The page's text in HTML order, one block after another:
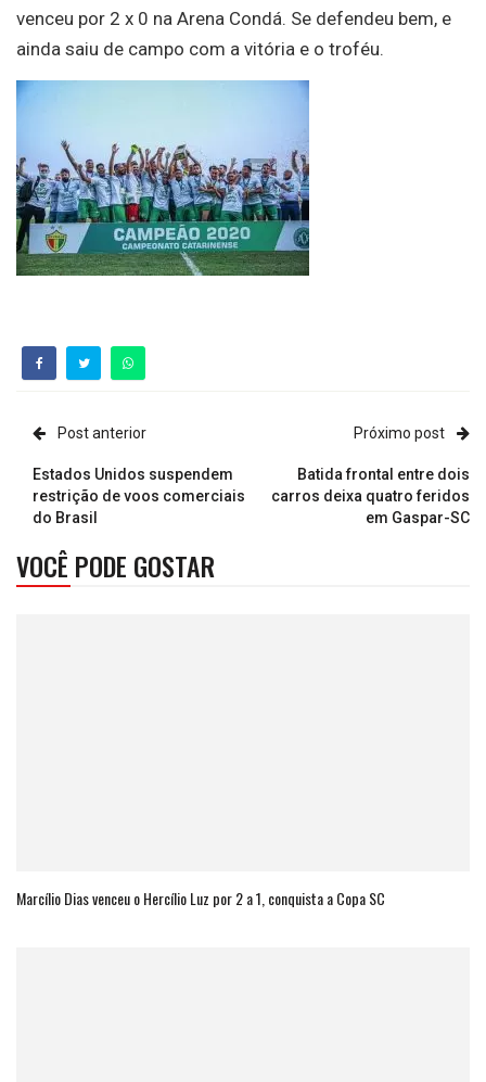
venceu por 2 x 0 na Arena Condá. Se defendeu bem, e
ainda saiu de campo com a vitória e o troféu.
Post anterior
Estados Unidos suspendem
restrição de voos comerciais
do Brasil
Próximo post
Batida frontal entre dois
carros deixa quatro feridos
em Gaspar-SC
VOCÊ PODE GOSTAR
Marcílio Dias venceu o Hercílio Luz por 2 a 1, conquista a Copa SC